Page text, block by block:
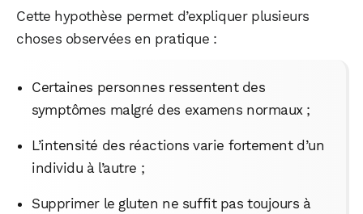
Cette hypothèse permet d’expliquer plusieurs
choses observées en pratique :
Certaines personnes ressentent des
symptômes malgré des examens normaux ;
L’intensité des réactions varie fortement d’un
individu à l’autre ;
Supprimer le gluten ne suffit pas toujours à